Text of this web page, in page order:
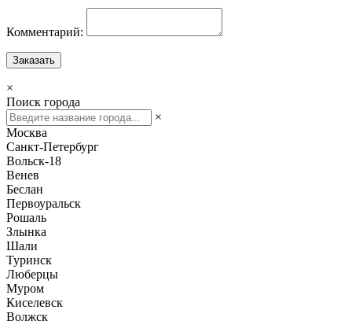
Комментарий:
Заказать
×
Поиск города
×
Москва
Санкт-Петербург
Вольск-18
Венев
Беслан
Первоуральск
Рошаль
Злынка
Шали
Туринск
Люберцы
Муром
Киселевск
Волжск